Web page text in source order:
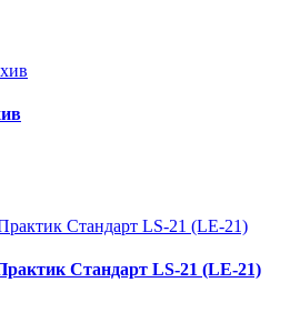
Стандарт LS-21 (LE-21)